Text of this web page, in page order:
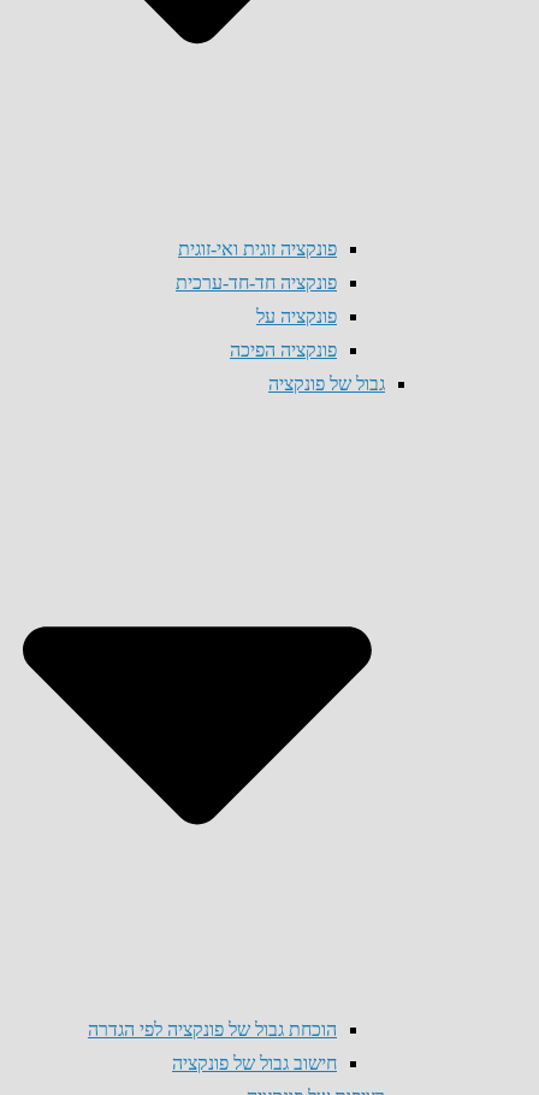
פונקציה זוגית ואי-זוגית
פונקציה חד-חד-ערכית
פונקציה על
פונקציה הפיכה
גבול של פונקציה
הוכחת גבול של פונקציה לפי הגדרה
חישוב גבול של פונקציה